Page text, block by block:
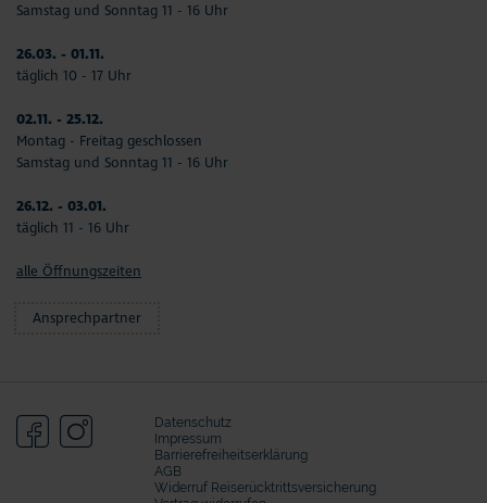
Samstag und Sonntag 11 - 16 Uhr
26.03. - 01.11.
täglich 10 - 17 Uhr
02.11. - 25.12.
Montag - Freitag geschlossen
Samstag und Sonntag 11 - 16 Uhr
26.12. - 03.01.
täglich 11 - 16 Uhr
alle Öffnungszeiten
Ansprechpartner
Datenschutz
Impressum
Barrierefreiheitserklärung
AGB
Widerruf Reiserücktrittsversicherung